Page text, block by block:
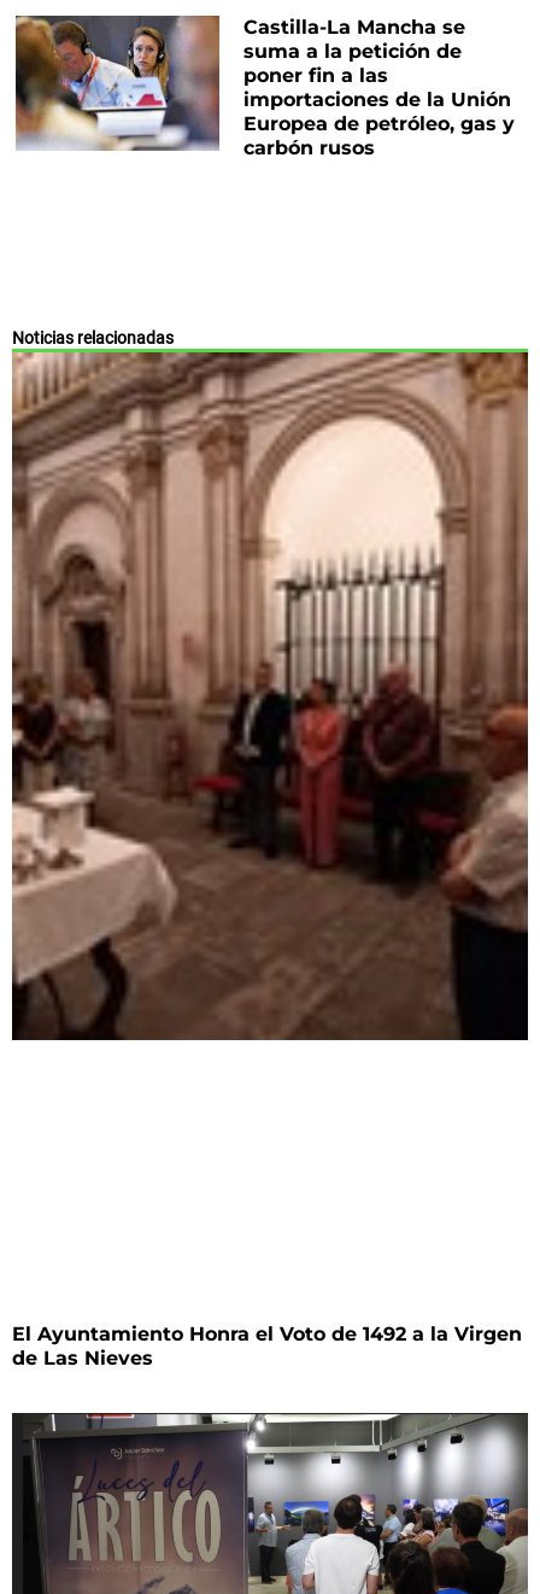
Castilla-La Mancha se
suma a la petición de
poner fin a las
importaciones de la Unión
Europea de petróleo, gas y
carbón rusos
Noticias relacionadas
El Ayuntamiento Honra el Voto de 1492 a la Virgen
de Las Nieves